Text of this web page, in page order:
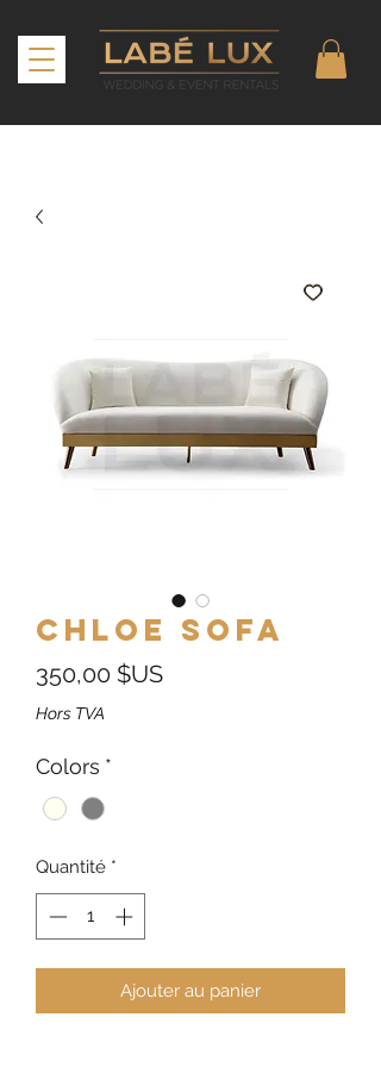
Chloe Sofa
350,00 $USPrix
Hors TVA
Colors *
Quantité *
Ajouter au panier